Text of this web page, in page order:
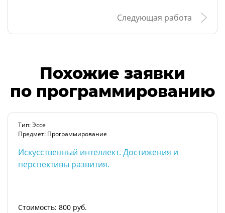
Следующая работа
Похожие заявки
по программированию
Тип: Эссе
Предмет: Программирование
Искусственный интеллект. Достижения и
перспективы развития.
Стоимость: 800 руб.